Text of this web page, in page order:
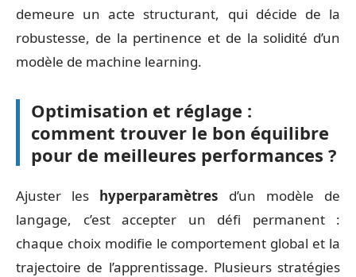
demeure un acte structurant, qui décide de la
robustesse, de la pertinence et de la solidité d’un
modèle de machine learning.
Optimisation et réglage :
comment trouver le bon équilibre
pour de meilleures performances ?
Ajuster les hyperparamètres d’un modèle de
langage, c’est accepter un défi permanent :
chaque choix modifie le comportement global et la
trajectoire de l’apprentissage. Plusieurs stratégies